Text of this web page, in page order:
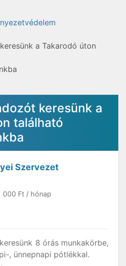
a Takarodó úton
keresünk a
található
Szervezet
000 Ft / hónap
keresünk 8 órás munkakörbe,
, ünnepnapi pótlékkal.